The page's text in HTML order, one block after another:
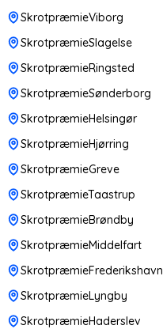
SkrotpræmieViborg
SkrotpræmieSlagelse
SkrotpræmieRingsted
SkrotpræmieSønderborg
SkrotpræmieHelsingør
SkrotpræmieHjørring
SkrotpræmieGreve
SkrotpræmieTaastrup
SkrotpræmieBrøndby
SkrotpræmieMiddelfart
SkrotpræmieFrederikshavn
SkrotpræmieLyngby
SkrotpræmieHaderslev